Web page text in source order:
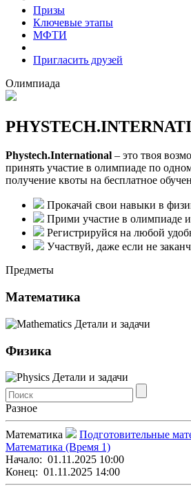
Призы
Ключевые этапы
МФТИ
Пригласить друзей
Олимпиада
Phystech.International – это твоя
принять участие в олимпиаде по
получение квоты на бесплатное
Прокачай свои навыки в
Прими участие в олимпиаде
Регистрируйся на любой
Участвуй, даже если не
Предметы
Математика
Детали и задачи
Физика
Детали и задачи
Разное
Математика
Подготовительные
Математика (Время 1)
Начало: 01.11.2025 10:00
Конец: 01.11.2025 14:00